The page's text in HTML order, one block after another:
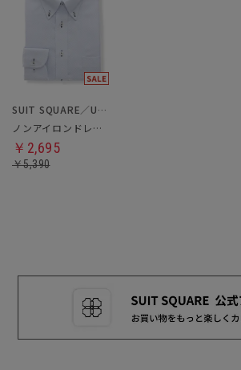
SUIT SQUARE／UNIVERSAL LANGUAGE
ノンアイロンドレスシャツ
￥2,695
￥5,390